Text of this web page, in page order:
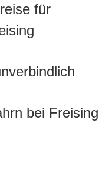
für
bei Freising